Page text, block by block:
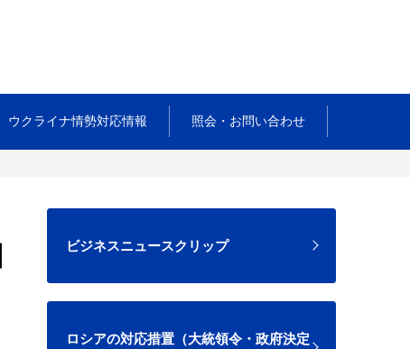
ウクライナ情勢対応情報 照会・お問い合わせ
ビジネスニュースクリップ
ロシアの対応措置（大統領令・政府決定